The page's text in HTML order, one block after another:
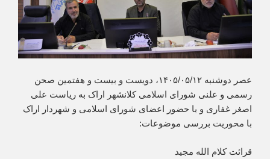
عصر دوشنبه ۱۴۰۵/۰۵/۱۲، دویست و بیست و هفتمین صحن
رسمی و علنی شورای اسلامی کلانشهر اراک به ریاست علی
اصغر غفاری و با حضور اعضای شورای اسلامی و شهردار اراک
با محوریت بررسی موضوعات:
قرائت کلام الله مجید